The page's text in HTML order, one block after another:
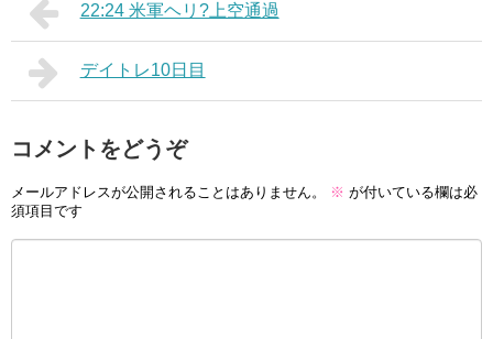
22:24 米軍ヘリ?上空通過
デイトレ10日目
コメントをどうぞ
メールアドレスが公開されることはありません。 ※ が付いている欄は必
須項目です